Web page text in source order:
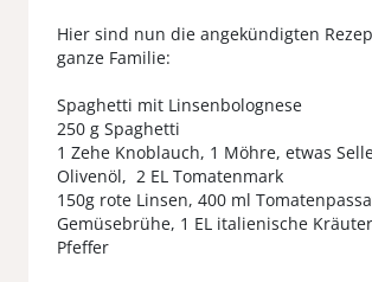
Hier sind nun die angekündigten
ganze Familie:
Spaghetti mit Linsenbolognese
250 g Spaghetti
1 Zehe Knoblauch, 1 Möhre, etwas
Olivenöl, 2 EL Tomatenmark
150g rote Linsen, 400 ml
Gemüsebrühe, 1 EL italienische
Pfeffer